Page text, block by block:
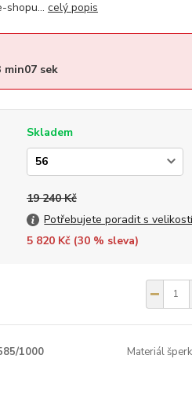
shopu... celý popis
min06sek
Skladem
19 240 Kč
Potřebujete poradit s
5 820 Kč (30% sleva)
1000 Materiál